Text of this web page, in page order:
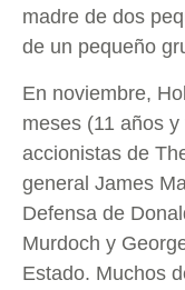
madre de dos
de un pequeño
En noviembre,
meses (11 años
accionistas de
general James
Defensa de
Murdoch y
Estado. Muchos